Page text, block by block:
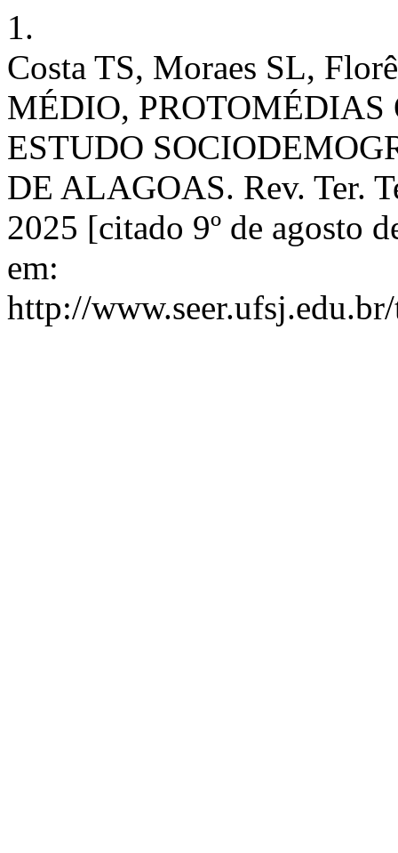
1.
Costa TS, Moraes SL,
MÉDIO,
ESTUDO
DE ALAGOAS. Rev. Ter.
2025 [citado 9º de agosto
em:
http://